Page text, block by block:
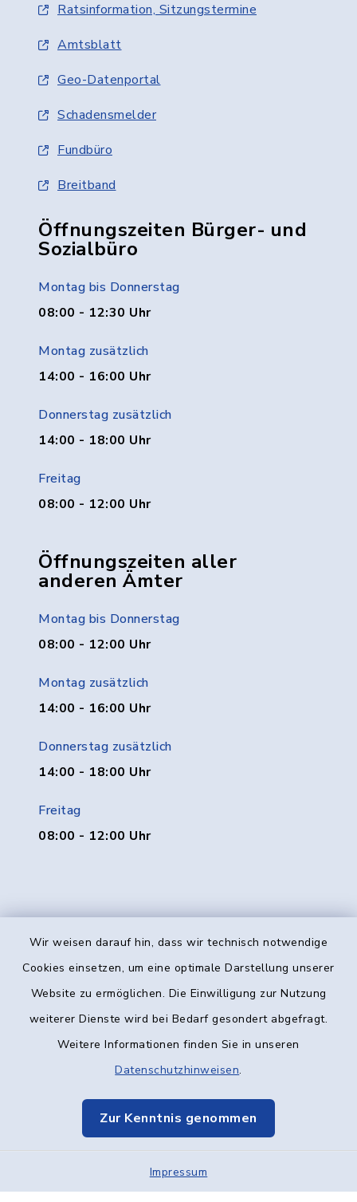
Wir weisen darauf hin, dass wir technisch notwendige
Cookies einsetzen, um eine optimale Darstellung unserer
Website zu ermöglichen. Die Einwilligung zur Nutzung
weiterer Dienste wird bei Bedarf gesondert abgefragt.
Weitere Informationen finden Sie in unseren
Datenschutzhinweisen.
Zur Kenntnis genommen
Impressum
Ratsinformation, Sitzungstermine
Amtsblatt
Geo-Datenportal
Schadensmelder
Fundbüro
Breitband
Öffnungszeiten Bürger- und
Sozialbüro
Montag bis Donnerstag
08:00 - 12:30 Uhr
Montag zusätzlich
14:00 - 16:00 Uhr
Donnerstag zusätzlich
14:00 - 18:00 Uhr
Freitag
08:00 - 12:00 Uhr
Öffnungszeiten aller
anderen Ämter
Montag bis Donnerstag
08:00 - 12:00 Uhr
Montag zusätzlich
14:00 - 16:00 Uhr
Donnerstag zusätzlich
14:00 - 18:00 Uhr
Freitag
08:00 - 12:00 Uhr
Kontakt
Datenschutz
Elektronische Kommunikation
Sitemap